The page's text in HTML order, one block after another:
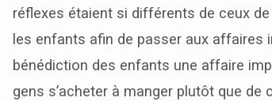
réflexes étaient si différents de ceux
les enfants afin de passer aux
bénédiction des enfants une affaire
gens s’acheter à manger plutôt que